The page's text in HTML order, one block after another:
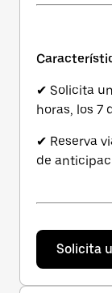
✔ Solicita
horas, los 7
✔ Reserva
de
Solicita